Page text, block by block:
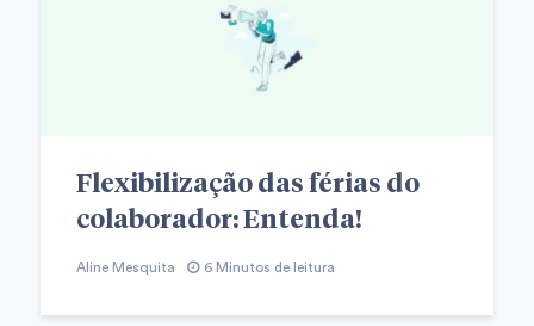
Flexibilização das férias do
colaborador: Entenda!
Aline Mesquita 6 Minutos de leitura